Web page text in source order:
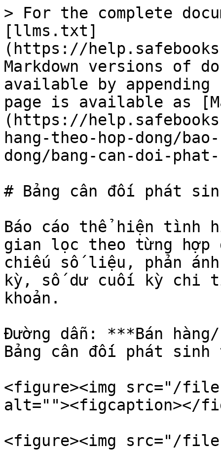
> For the complete
[llms.txt]
(https://
Markdown versions of
available by
page is available as
(https://
hang-theo-hop-dong/
dong/bang-can-doi-
# Bảng cân đối phát
Báo cáo thể hiện tình
gian lọc theo từng hợp
chiếu số liệu, phản
kỳ, số dư cuối kỳ chi
khoản.
Đường dẫn: ***Bán
Bảng cân đối phát sinh
<figure><img src="/
alt=""><figcaption></
<figure><img src="/files/